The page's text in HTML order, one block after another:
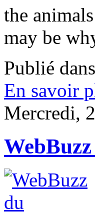
the
may be
Publié dans
En savoir
Mercredi,